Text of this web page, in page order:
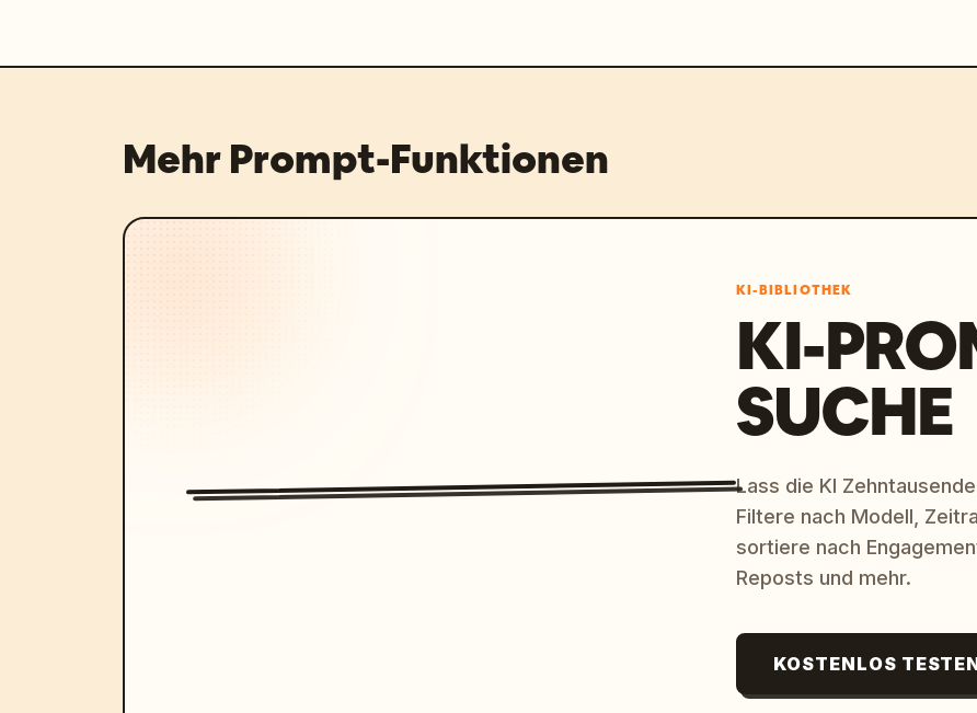
Mehr Prompt-Funktionen
KI-BIBLIOTHEK
KI-
SUCHE
Lass die KI
Filtere nach Modell,
sortiere nach
Reposts und mehr.
KOSTENLOS